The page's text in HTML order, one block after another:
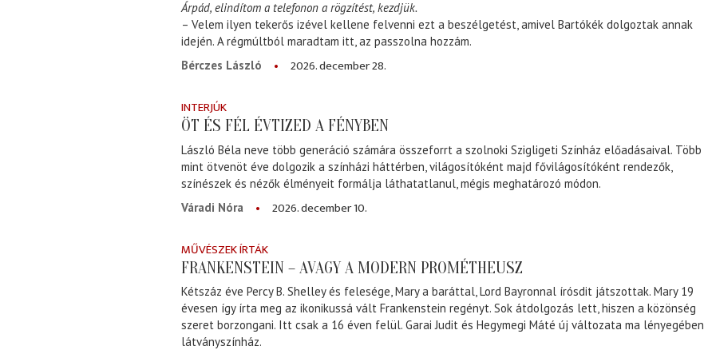
Árpád, elindítom a telefonon a rögzítést, kezdjük.
– Velem ilyen tekerős izével kellene felvenni ezt a beszélgetést, amivel Bartókék dolgoztak annak
idején. A régmúltból maradtam itt, az passzolna hozzám.
Bérczes László
2026. december 28.
INTERJÚK
ÖT ÉS FÉL ÉVTIZED A FÉNYBEN
László Béla neve több generáció számára összeforrt a szolnoki Szigligeti Színház előadásaival. Több
mint ötvenöt éve dolgozik a színházi háttérben, világosítóként majd fővilágosítóként rendezők,
színészek és nézők élményeit formálja láthatatlanul, mégis meghatározó módon.
Váradi Nóra
2026. december 10.
MŰVÉSZEK ÍRTÁK
FRANKENSTEIN – AVAGY A MODERN PROMÉTHEUSZ
Kétszáz éve Percy B. Shelley és felesége, Mary a baráttal, Lord Bayronnal írósdit játszottak. Mary 19
évesen így írta meg az ikonikussá vált Frankenstein regényt. Sok átdolgozás lett, hiszen a közönség
szeret borzongani. Itt csak a 16 éven felül. Garai Judit és Hegymegi Máté új változata ma lényegében
látványszínház.